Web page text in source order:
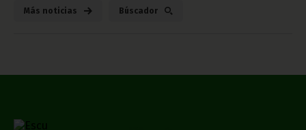
Más noticias Búscador